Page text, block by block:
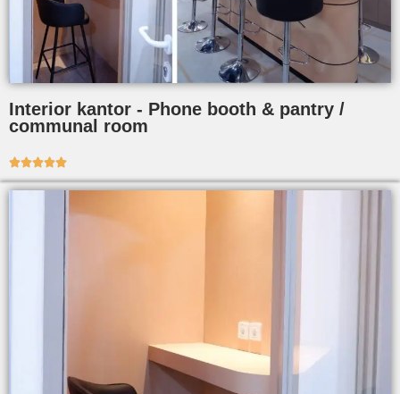
Interior kantor - Phone booth & pantry /
communal room
